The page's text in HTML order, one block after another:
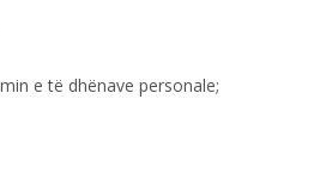
e të dhënave personale;